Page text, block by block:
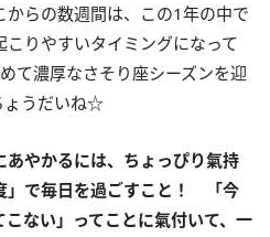
からの数週間は、この1年の中で
りやすいタイミングになって
て濃厚なさそり座シーズンを迎
ょうだいね☆
あやかるには、ちょっぴり氣持
」で毎日を過ごすこと！ 「今
ない」ってことに氣付いて、一